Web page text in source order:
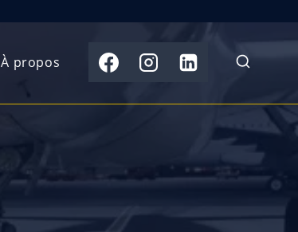
Sous-continent
À propos